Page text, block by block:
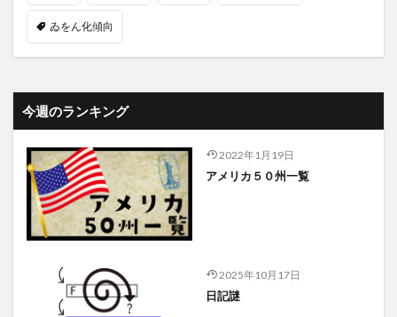
ゐをん化傾向
今週のランキング
2022年1月19日
アメリカ５０州一覧
2025年10月17日
日記謎